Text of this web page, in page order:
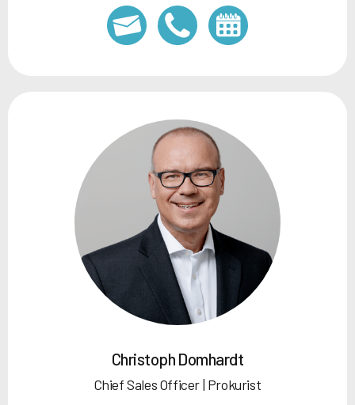
Christoph Domhardt
Chief Sales Officer | Prokurist